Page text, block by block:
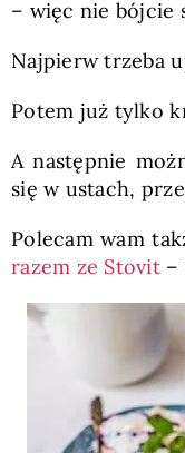
– więc nie bójcie
Najpierw trzeba
Potem już tylko
A następnie
się w ustach,
Polecam wam
razem ze Stovit –